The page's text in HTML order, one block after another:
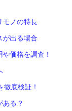
モノの特長
が出る場合
価格を調査！
底検証！
る？